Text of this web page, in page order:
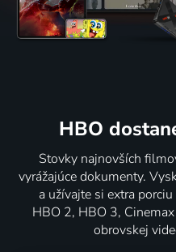
HBO
Stovky najnovších
vyrážajúce dokumenty.
a užívajte si extra
HBO 2, HBO 3,
obrovskej